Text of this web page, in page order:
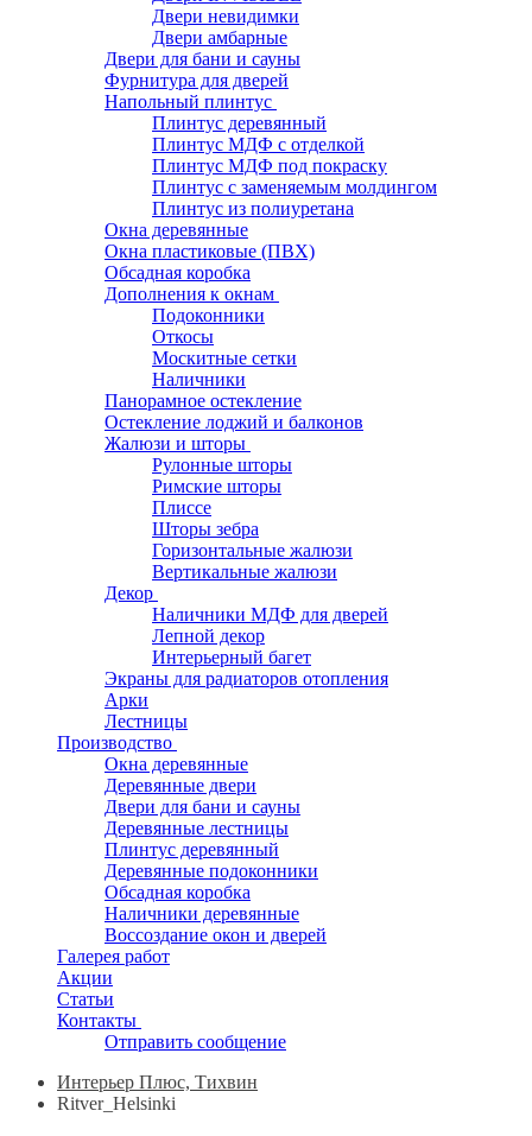
Двери невидимки
Двери амбарные
Двери для бани и сауны
Фурнитура для дверей
Напольный плинтус
Плинтус деревянный
Плинтус МДФ с отделкой
Плинтус МДФ под покраску
Плинтус с заменяемым молдингом
Плинтус из полиуретана
Окна деревянные
Окна пластиковые (ПВХ)
Обсадная коробка
Дополнения к окнам
Подоконники
Откосы
Москитные сетки
Наличники
Панорамное остекление
Остекление лоджий и балконов
Жалюзи и шторы
Рулонные шторы
Римские шторы
Плиссе
Шторы зебра
Горизонтальные жалюзи
Вертикальные жалюзи
Декор
Наличники МДФ для дверей
Лепной декор
Интерьерный багет
Экраны для радиаторов отопления
Арки
Лестницы
Производство
Окна деревянные
Деревянные двери
Двери для бани и сауны
Деревянные лестницы
Плинтус деревянный
Деревянные подоконники
Обсадная коробка
Наличники деревянные
Воссоздание окон и дверей
Галерея работ
Акции
Статьи
Контакты
Отправить сообщение
Интерьер Плюс, Тихвин
Ritver_Helsinki